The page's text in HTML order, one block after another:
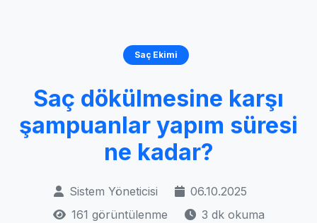
Saç Ekimi
Saç dökülmesine karşı
şampuanlar yapım süresi
ne kadar?
Sistem Yöneticisi
06.10.2025
161 görüntülenme
3 dk okuma